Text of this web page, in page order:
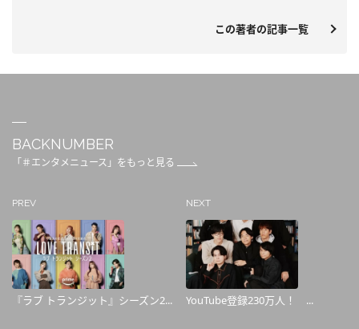
この著者の記事一覧
BACKNUMBER
「＃エンタメニュース」をもっと見る
PREV
『ラブ トランジット』シーズン2...
NEXT
YouTube登録230万⼈！ ...